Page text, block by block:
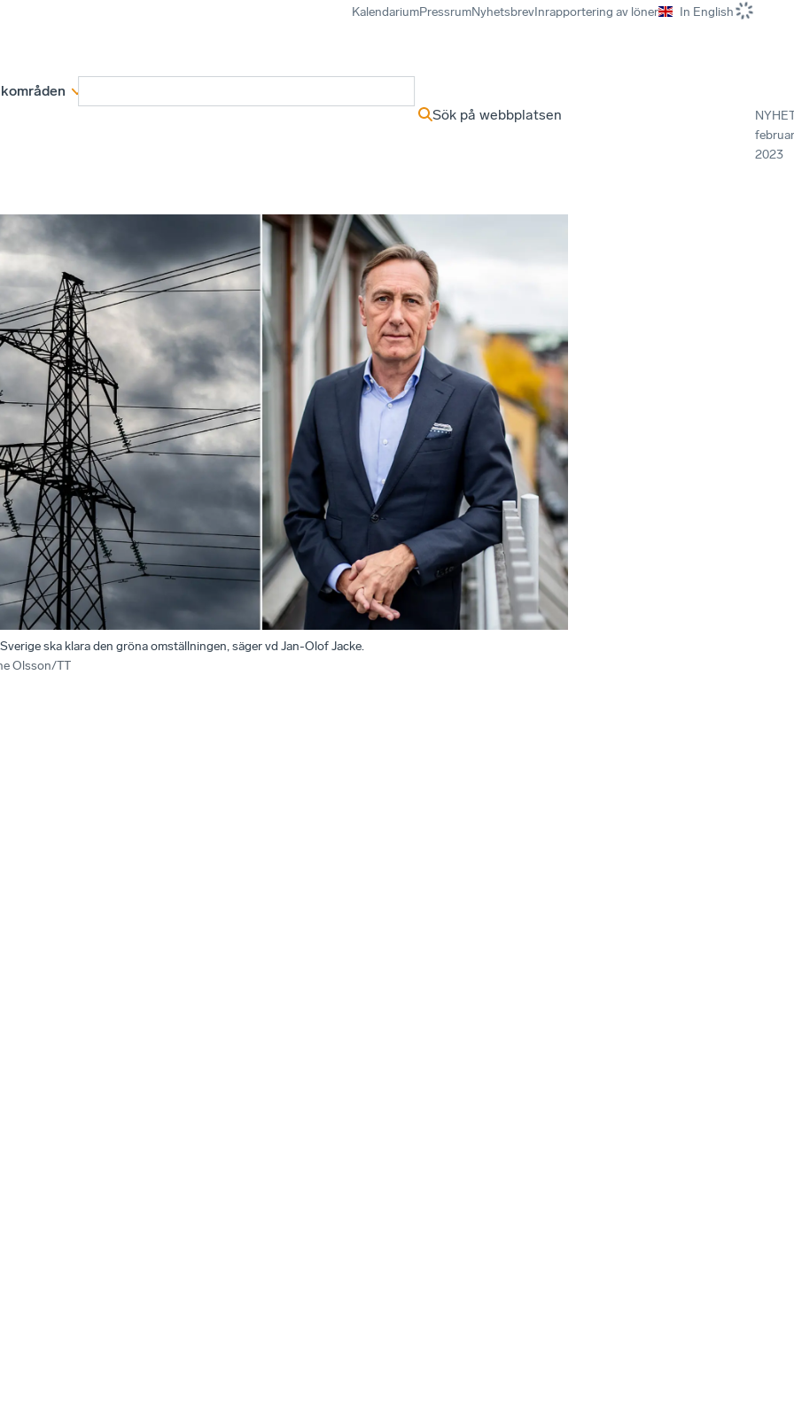
KalendariumPressrumNyhetsbrevInrapportering av löner In English
Sök på webbplatsen
2023
ska klara den gröna omställningen, säger vd Jan-Olof Jacke.
Olsson/TT